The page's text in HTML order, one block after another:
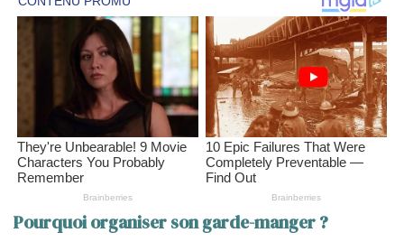
Pourquoi organiser son garde-manger ?